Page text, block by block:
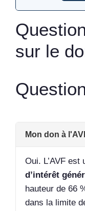
sur le
Mon don à
Oui. L’AVF est
d’intérêt
hauteur de 66
dans la limite